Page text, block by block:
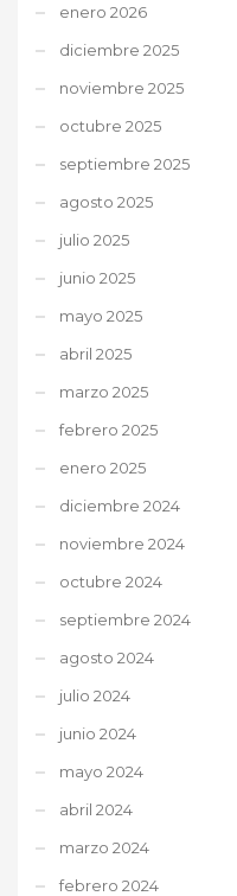
enero 2026
diciembre 2025
noviembre 2025
octubre 2025
septiembre 2025
agosto 2025
julio 2025
junio 2025
mayo 2025
abril 2025
marzo 2025
febrero 2025
enero 2025
diciembre 2024
noviembre 2024
octubre 2024
septiembre 2024
agosto 2024
julio 2024
junio 2024
mayo 2024
abril 2024
marzo 2024
febrero 2024